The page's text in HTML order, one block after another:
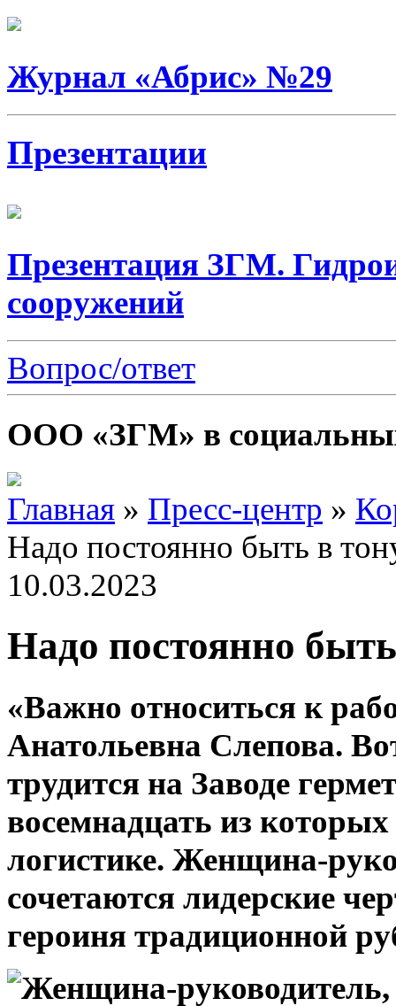
Журнал «Абрис» №29
Презентации
Презентация ЗГМ.
сооружений
Вопрос/ответ
ООО «ЗГМ» в
Главная » Пресс-центр »
Надо постоянно быть в
10.03.2023
Надо постоянно
«Важно относиться к
Анатольевна Слепова.
трудится на Заводе
восемнадцать из
логистике. Женщина-
сочетаются лидерские
героиня традиционной